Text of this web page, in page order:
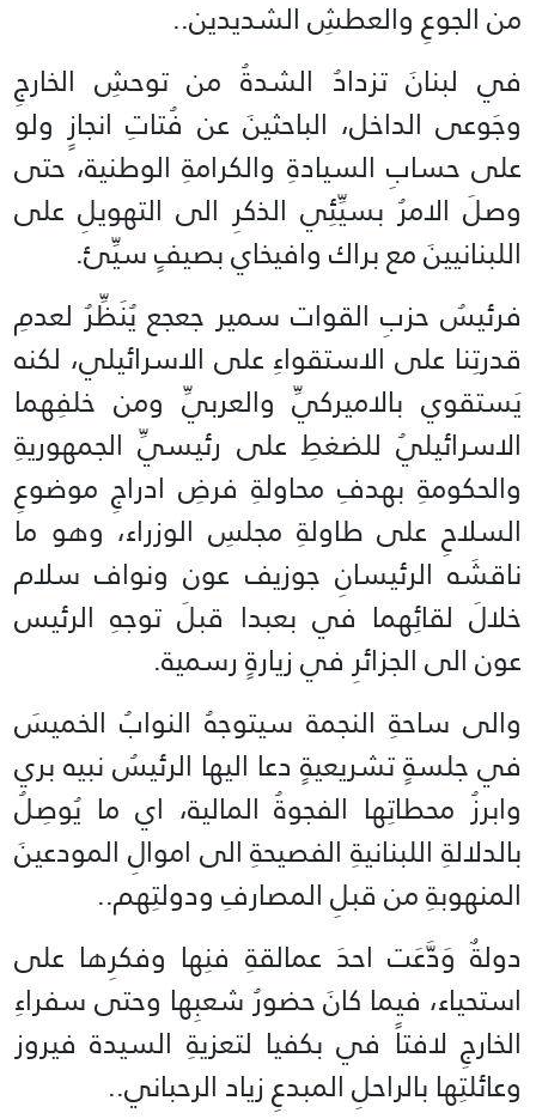
من الجوعِ والعطشِ الشديدين..
في لبنانَ تزدادُ الشدةُ من توحشِ الخارجِ
وجَوعى الداخل، الباحثينَ عن فُتاتِ انجازٍ ولو
على حسابِ السيادةِ والكرامةِ الوطنية، حتى
وصلَ الامرُ بسيِّئِي الذكرِ الى التهويلِ على
اللبنانيينَ مع براك وافيخاي بصيفٍ سيِّئ.
فرئيسُ حزبِ القوات سمير جعجع يُنَظِّرُ لعدمِ
قدرتِنا على الاستقواءِ على الاسرائيلي، لكنه
يَستقوي بالاميركيِّ والعربيِّ ومن خلفِهما
الاسرائيليُ للضغطِ على رئيسيِّ الجمهوريةِ
والحكومةِ بهدفِ محاولةِ فرضِ ادراجِ موضوعِ
السلاحِ على طاولةِ مجلسِ الوزراء، وهو ما
ناقشَه الرئيسانِ جوزيف عون ونواف سلام
خلالَ لقائِهما في بعبدا قبلَ توجهِ الرئيس
عون الى الجزائرِ في زيارةٍ رسمية.
والى ساحةِ النجمة سيتوجهُ النوابُ الخميسَ
في جلسةٍ تشريعيةٍ دعا اليها الرئيسُ نبيه بري
وابرزُ محطاتِها الفجوةُ المالية، اي ما يُوصِلُ
بالدلالةِ اللبنانيةِ الفصيحةِ الى اموالِ المودعينَ
المنهوبةِ من قبلِ المصارفِ ودولتِهم..
دولةٌ وَدَّعَت احدَ عمالقةِ فنِها وفكرِها على
استحياء، فيما كانَ حضورُ شعبِها وحتى سفراءِ
الخارجِ لافتاً في بكفيا لتعزيةِ السيدة فيروز
وعائلتِها بالراحلِ المبدعِ زياد الرحباني..